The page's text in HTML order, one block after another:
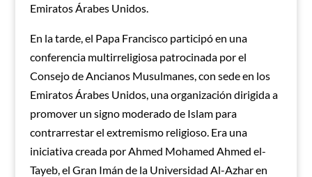
Emiratos Árabes Unidos.
En la tarde, el Papa Francisco participó en una
conferencia multirreligiosa patrocinada por el
Consejo de Ancianos Musulmanes, con sede en los
Emiratos Árabes Unidos, una organización dirigida a
promover un signo moderado de Islam para
contrarrestar el extremismo religioso. Era una
iniciativa creada por Ahmed Mohamed Ahmed el-
Tayeb, el Gran Imán de la Universidad Al-Azhar en